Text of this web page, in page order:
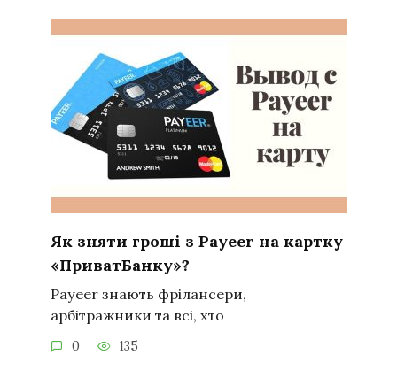
Як зняти гроші з Payeer на картку
«ПриватБанку»?
Payeer знають фрілансери,
арбітражники та всі, хто
0 135